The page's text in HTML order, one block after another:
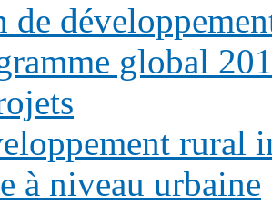
de
global
rural
à niveau urbaine